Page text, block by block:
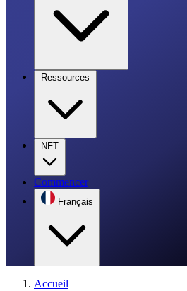
Ressources
NFT
Commencer
Français
Accueil